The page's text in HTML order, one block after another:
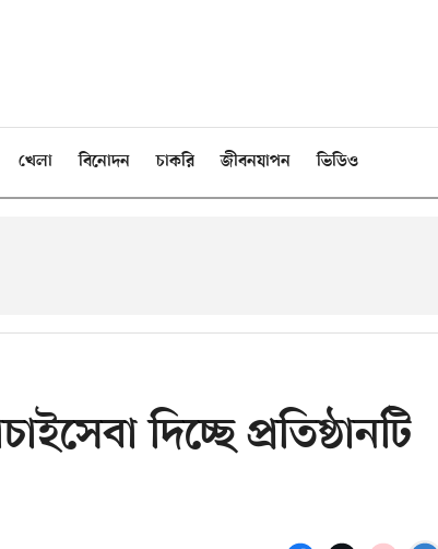
খেলা বিনোদন চাকরি জীবনযাপন ভিডিও
দিচ্ছে প্রতিষ্ঠানটি